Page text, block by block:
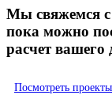
Мы свяжемся
пока можно
расчет вашего
Посмотреть проекты